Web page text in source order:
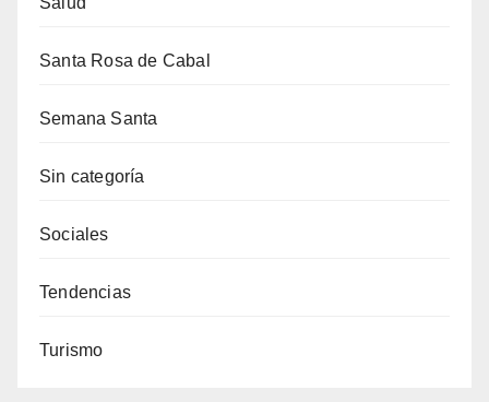
Santa Rosa de Cabal
Semana Santa
Sin categoría
Sociales
Tendencias
Turismo